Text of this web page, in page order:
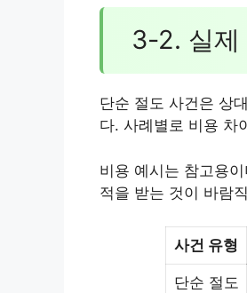
3-2. 실제
단순 절도 사건은 상
다. 사례별로 비용 차
비용 예시는 참고용
적을 받는 것이 바람
사건 유형
단순 절도